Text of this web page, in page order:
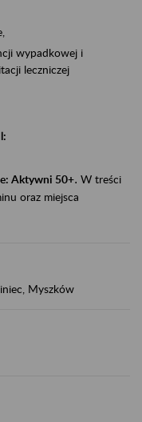
wypadkowej i
leczniczej
Aktywni 50+. W treści
oraz miejsca
Myszków